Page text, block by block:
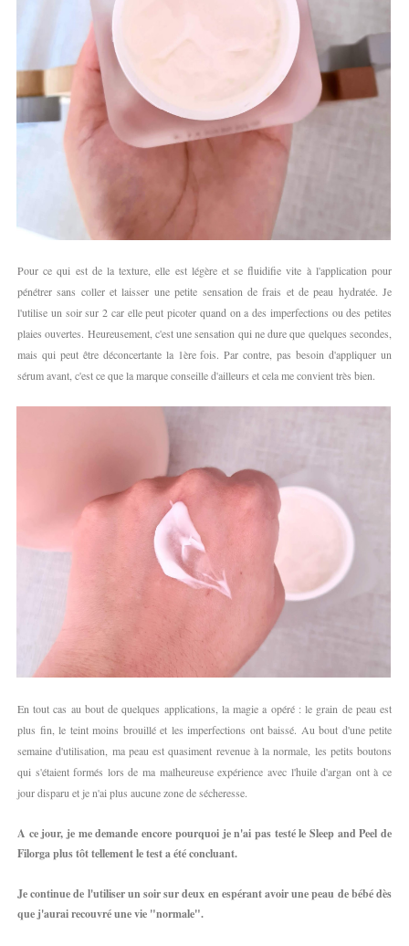
Pour ce qui est de la texture, elle est légère et se fluidifie vite à l'application pour
pénétrer sans coller et laisser une petite sensation de frais et de peau hydratée. Je
l'utilise un soir sur 2 car elle peut picoter quand on a des imperfections ou des petites
plaies ouvertes. Heureusement, c'est une sensation qui ne dure que quelques secondes,
mais qui peut être déconcertante la 1ère fois. Par contre, pas besoin d'appliquer un
sérum avant, c'est ce que la marque conseille d'ailleurs et cela me convient très bien.
En tout cas au bout de quelques applications, la magie a opéré : le grain de peau est
plus fin, le teint moins brouillé et les imperfections ont baissé. Au bout d'une petite
semaine d'utilisation, ma peau est quasiment revenue à la normale, les petits boutons
qui s'étaient formés lors de ma malheureuse expérience avec l'huile d'argan ont à ce
jour disparu et je n'ai plus aucune zone de sécheresse.
A ce jour, je me demande encore pourquoi je n'ai pas testé le Sleep and Peel de
Filorga plus tôt tellement le test a été concluant.
Je continue de l'utiliser un soir sur deux en espérant avoir une peau de bébé dès
que j'aurai recouvré une vie "normale".